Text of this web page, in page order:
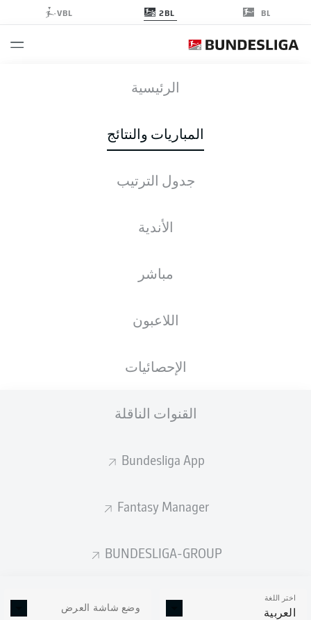
BL
2BL
VBL
الرئيسية
المباريات والنتائج
جدول الترتيب
الأندية
مباشر
اللاعبون
الإحصائيات
القنوات الناقلة
Bundesliga App
Fantasy Manager
BUNDESLIGA-GROUP
اختر اللغة
العربية وضع شاشة العرض
الأخبار التشكيلات الإحصائيات